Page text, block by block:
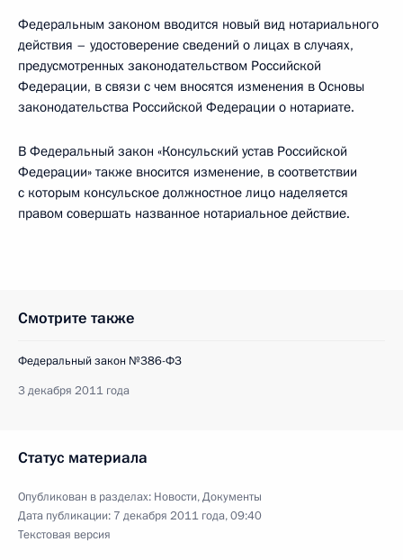
Федеральным законом вводится новый вид нотариального
действия – удостоверение сведений о лицах в случаях,
предусмотренных законодательством Российской
Федерации, в связи с чем вносятся изменения в Основы
законодательства Российской Федерации о нотариате.
В Федеральный закон «Консульский устав Российской
Федерации» также вносится изменение, в соответствии
с которым консульское должностное лицо наделяется
правом совершать названное нотариальное действие.
Смотрите также
Федеральный закон №386-ФЗ
3 декабря 2011 года
Статус материала
Опубликован в разделах: Новости,Документы
Дата публикации: 7 декабря 2011 года, 09:40
Текстовая версия